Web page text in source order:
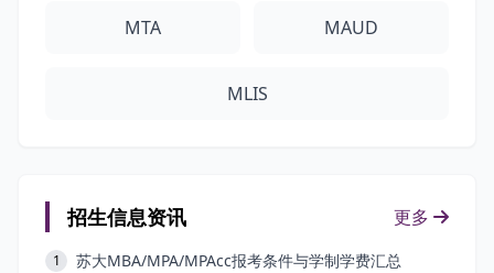
MTA MAUD
MLIS
招生信息资讯 更多
1 苏大MBA/MPA/MPAcc报考条件与学制学费汇总